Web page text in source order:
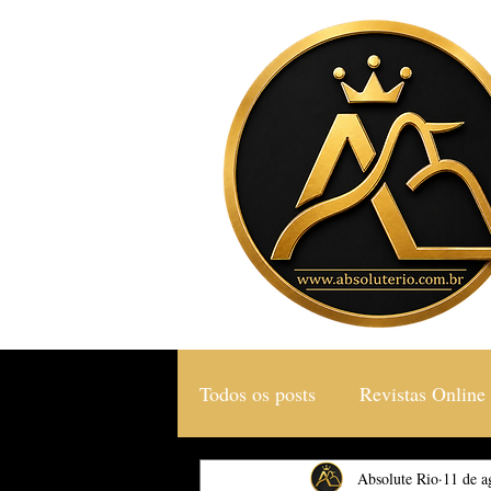
Todos os posts Revistas Online
Gastronomia & Turismo
Absolute Rio 11 de